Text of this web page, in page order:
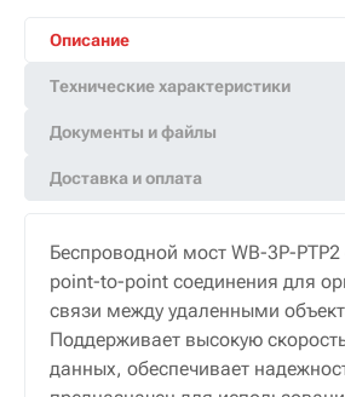
Описание
Технические характеристики
Документы и файлы
Доставка и оплата
Беспроводной мост WB-3P-PTP2
point-to-point соединения для
связи между удаленными
Поддерживает высокую
данных, обеспечивает